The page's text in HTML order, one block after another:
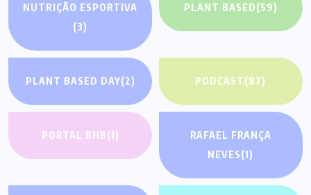
NUTRIÇÃO ESPORTIVA
(3)
PLANT BASED(59)
PLANT BASED DAY(2) PODCAST(87)
PORTAL BHB(1)
RAFAEL FRANÇA
NEVES(1)